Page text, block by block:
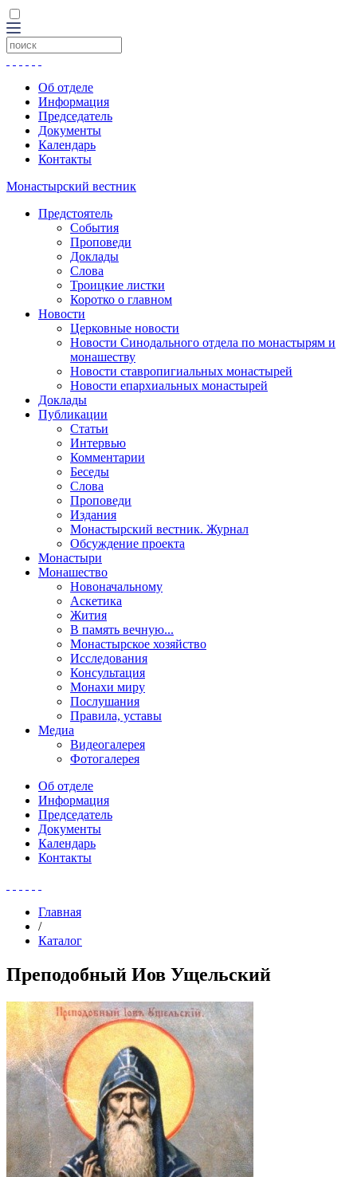
Об отделе
Информация
Председатель
Документы
Календарь
Контакты
Монастырский вестник
Предстоятель
События
Проповеди
Доклады
Слова
Троицкие листки
Коротко о главном
Новости
Церковные новости
Новости Синодального отдела по монастырям и
монашеству
Новости ставропигиальных монастырей
Новости епархиальных монастырей
Доклады
Публикации
Статьи
Интервью
Комментарии
Беседы
Слова
Проповеди
Издания
Монастырский вестник. Журнал
Обсуждение проекта
Монастыри
Монашество
Новоначальному
Аскетика
Жития
В память вечную...
Монастырское хозяйство
Исследования
Консультация
Монахи миру
Послушания
Правила, уставы
Медиа
Видеогалерея
Фотогалерея
Об отделе
Информация
Председатель
Документы
Календарь
Контакты
Главная
/
Каталог
Преподобный Иов Ущельский